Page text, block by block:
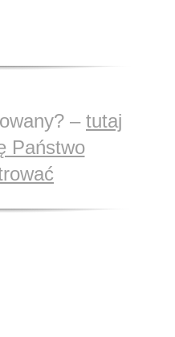
– tutaj
Państwo